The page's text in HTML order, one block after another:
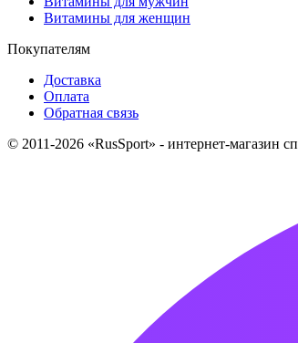
Витамины для женщин
Покупателям
Доставка
Оплата
Обратная связь
© 2011-2026 «RusSport» - интернет-магазин